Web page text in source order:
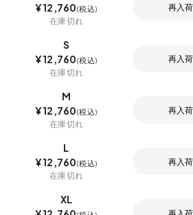
¥12,760 税込
在庫切れ
再入
S
¥12,760 税込
在庫切れ
再入
M
¥12,760 税込
在庫切れ
再入
L
¥12,760 税込
在庫切れ
再入
XL
再入